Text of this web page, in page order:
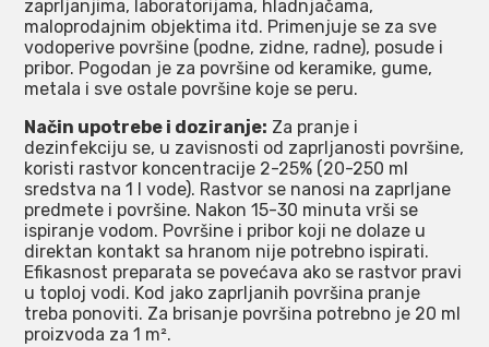
zaprljanjima, laboratorijama, hladnjačama,
maloprodajnim objektima itd. Primenjuje se za sve
vodoperive površine (podne, zidne, radne), posude i
pribor. Pogodan je za površine od keramike, gume,
metala i sve ostale površine koje se peru.
Način upotrebe i doziranje: Za pranje i
dezinfekciju se, u zavisnosti od zaprljanosti površine,
koristi rastvor koncentracije 2-25% (20-250 ml
sredstva na 1 l vode). Rastvor se nanosi na zaprljane
predmete i površine. Nakon 15-30 minuta vrši se
ispiranje vodom. Površine i pribor koji ne dolaze u
direktan kontakt sa hranom nije potrebno ispirati.
Efikasnost preparata se povećava ako se rastvor pravi
u toploj vodi. Kod jako zaprljanih površina pranje
treba ponoviti. Za brisanje površina potrebno je 20 ml
proizvoda za 1 m².